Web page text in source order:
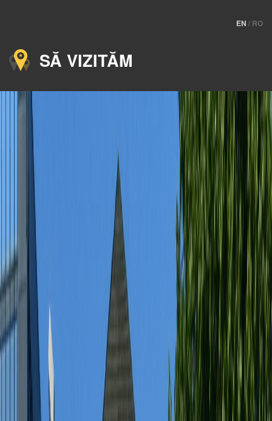
EN / RO
SĂ VIZITĂM